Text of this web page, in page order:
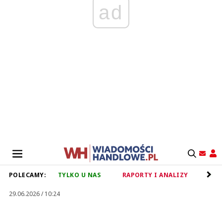
ad
POLECAMY: TYLKO U NAS RAPORTY I ANALIZY
29.06.2026 / 10:24